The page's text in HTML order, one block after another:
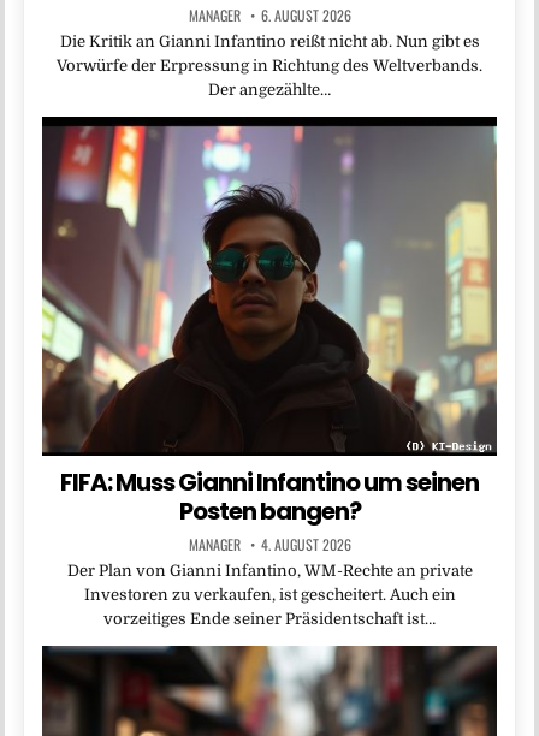
MANAGER 6. AUGUST 2026
Die Kritik an Gianni Infantino reißt nicht ab. Nun gibt es
Vorwürfe der Erpressung in Richtung des Weltverbands.
Der angezählte…
FIFA: Muss Gianni Infantino um seinen
Posten bangen?
MANAGER 4. AUGUST 2026
Der Plan von Gianni Infantino, WM-Rechte an private
Investoren zu verkaufen, ist gescheitert. Auch ein
vorzeitiges Ende seiner Präsidentschaft ist…